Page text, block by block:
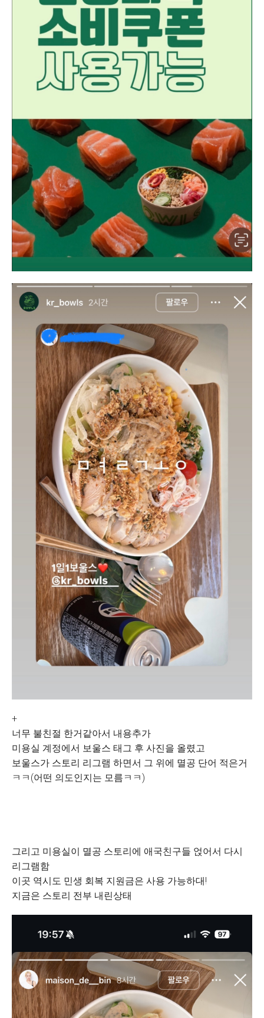
+
너무 불친절 한거같아서 내용추가
미용실 계정에서 보울스 태그 후 사진을 올렸고
보울스가 스토리 리그램 하면서 그 위에 멸공 단어 적은거
ㅋㅋ(어떤 의도인지는 모름ㅋㅋ)
그리고 미용실이 멸공 스토리에 애국친구들 얹어서 다시
리그램함
이곳 역시도 민생 회복 지원금은 사용 가능하대!
지금은 스토리 전부 내린상태